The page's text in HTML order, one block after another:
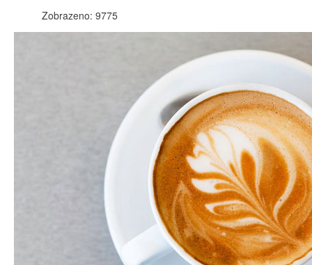
Zobrazeno: 9775